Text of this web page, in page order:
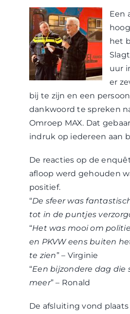
Een
het
uur
er
bij te zijn en een
dankwoord te spreken
Omroep MAX. Dat
indruk op iedereen aan
De reacties op de
afloop werd gehouden
positief.
“De sfeer was
tot in de puntjes
“Het was mooi om
en PKVW eens buiten
te zien” – Virginie
“Een bijzondere dag
meer” – Ronald
De afsluiting vond